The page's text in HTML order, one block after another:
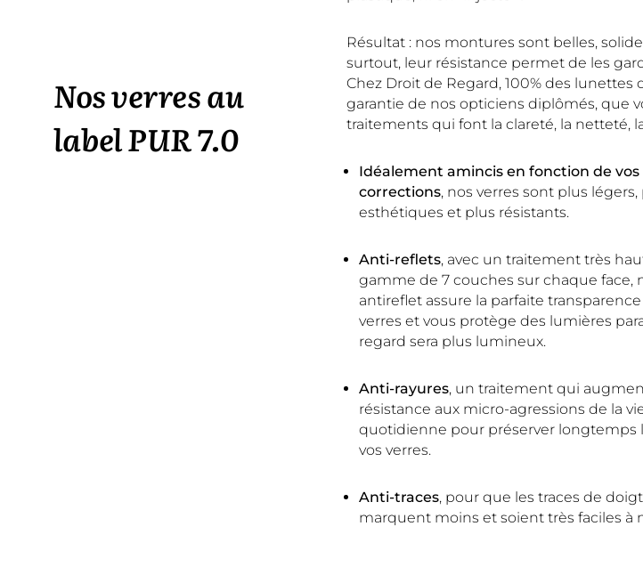
Résultat : nos montures sont belles,
surtout, leur résistance permet de les
Nos verres au
label PUR 7.0
Chez Droit de Regard, 100% des lunettes
garantie de nos opticiens diplômés, que
traitements qui font la clareté, la netteté,
Idéalement amincis en fonction de vos
corrections, nos verres sont plus légers,
esthétiques et plus résistants.
Anti-reflets, avec un traitement très
gamme de 7 couches sur chaque face,
antireflet assure la parfaite transparence
verres et vous protège des lumières
regard sera plus lumineux.
Anti-rayures, un traitement qui
résistance aux micro-agressions de la
quotidienne pour préserver longtemps
vos verres.
Anti-traces, pour que les traces de
marquent moins et soient très faciles à